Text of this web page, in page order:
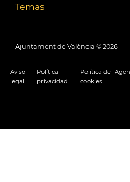
Temas
Ajuntament de València © 2026
Aviso
legal
Política
privacidad
Política de
cookies